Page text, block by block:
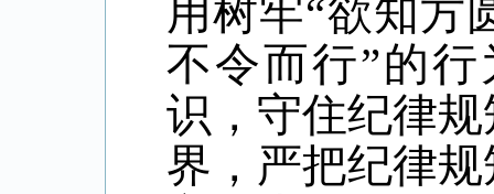
用树牢“欲知方
不令而行”的
识，守住纪律
界，严把纪律